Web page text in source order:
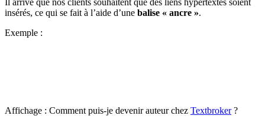
Il arrive que nos clients souhaitent que des liens hypertextes soient
insérés, ce qui se fait à l’aide d’une balise « ancre ».
Exemple :
Affichage : Comment puis-je devenir auteur chez Textbroker?